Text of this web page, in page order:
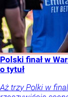
Polski finał w
o tytuł
Aż trzy Polki w